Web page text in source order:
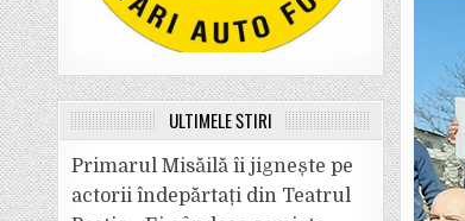
ULTIMELE ȘTIRI
Primarul Misăilă îi jignește pe
actorii îndepărtați din Teatrul